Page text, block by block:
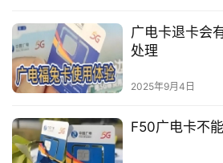
广电卡退卡会
处理
2025年9月4日
F50广电卡不